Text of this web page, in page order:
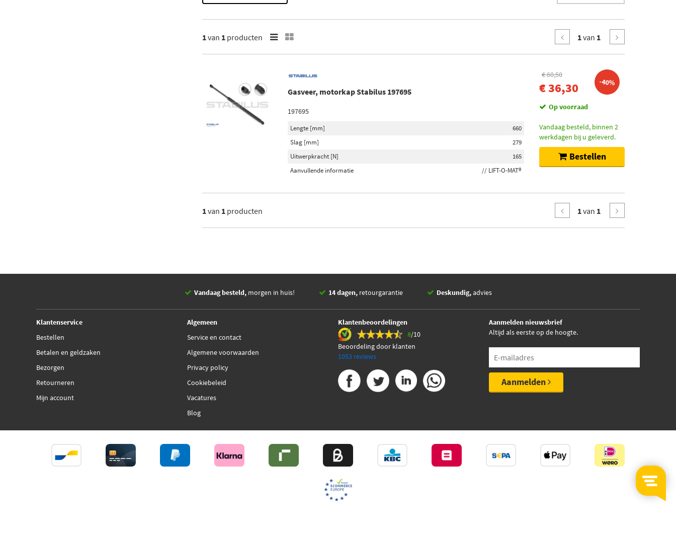
1van 1 producten 1van 1
Gasveer, motorkap Stabilus 197695
197695
Lengte [mm]
660
Slag [mm]
279
Uitwerpkracht [N]
165
Aanvullende informatie
// LIFT-O-MAT®
€ 60,50
€ 36,30 -40%
Op voorraad
Vandaag besteld, binnen 2
werkdagen bij u geleverd.
Bestellen
1van 1 producten 1van 1
Vandaag besteld, morgen in huis! 14 dagen, retourgarantie Deskundig,advies
Klantenservice
Bestellen
Betalen en geldzaken
Bezorgen
Retourneren
Mijn account
Algemeen
Service en contact
Algemene voorwaarden
Privacy policy
Cookiebeleid
Vacatures
Blog
Klantenbeoordelingen
8/10
Beoordeling door klanten
1053 reviews
Aanmelden nieuwsbrief
Altijd als eerste op de hoogte.
Aanmelden